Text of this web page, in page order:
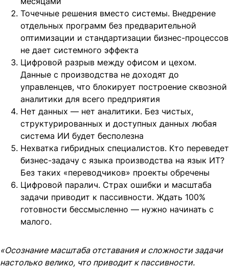
Точечные решения вместо системы. Внедрение
отдельных программ без предварительной
оптимизации и стандартизации бизнес-процессов
не дает системного эффекта
Цифровой разрыв между офисом и цехом.
Данные с производства не доходят до
управленцев, что блокирует построение сквозной
аналитики для всего предприятия
Нет данных — нет аналитики. Без чистых,
структурированных и доступных данных любая
система ИИ будет бесполезна
Нехватка гибридных специалистов. Кто переведет
бизнес-задачу с языка производства на язык ИТ?
Без таких «переводчиков» проекты обречены
Цифровой паралич. Страх ошибки и масштаба
задачи приводит к пассивности. Ждать 100%
готовности бессмысленно — нужно начинать с
малого.
«Осознание масштаба отставания и сложности задачи
настолько велико, что приводит к пассивности.